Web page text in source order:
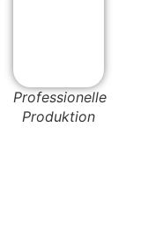
Professionelle
Produktion